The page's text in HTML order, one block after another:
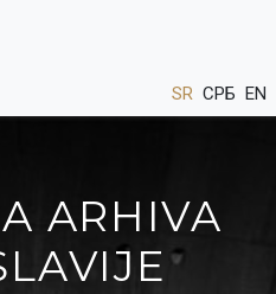
SR СРБ EN
ARHIVA